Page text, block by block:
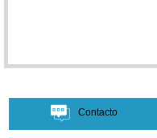
Contacto